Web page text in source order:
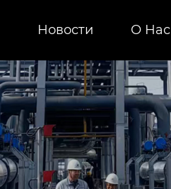
Новости О Нас